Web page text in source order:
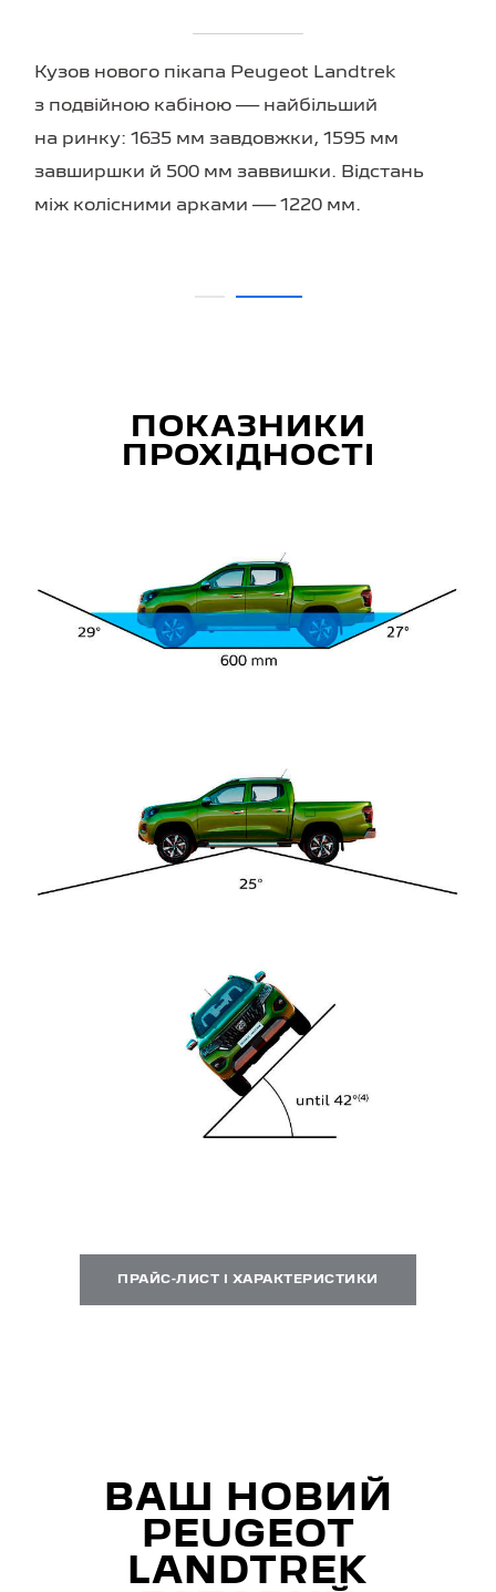
Кузов нового пікапа Peugeot Landtrek
з подвійною кабіною — найбільший
на ринку: 1635 мм завдовжки, 1595 мм
завширшки й 500 мм заввишки. Відстань
між колісними арками — 1220 мм.
ПОКАЗНИКИ
ПРОХІДНОСТІ
ПРАЙС-ЛИСТ І ХАРАКТЕРИСТИКИ
ВАШ НОВИЙ
PEUGEOT
LANDTREK